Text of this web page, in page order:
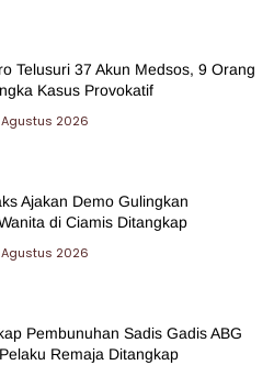
Telusuri 37 Akun Medsos, 9 Orang
Kasus Provokatif
Agustus 2026
Ajakan Demo Gulingkan
di Ciamis Ditangkap
Agustus 2026
Pembunuhan Sadis Gadis ABG
Remaja Ditangkap